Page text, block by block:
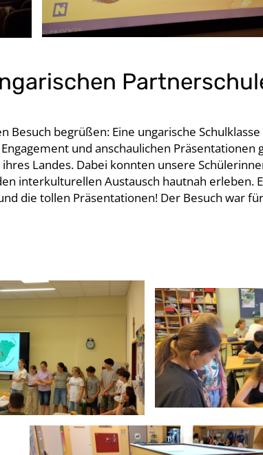
begrüßen: Eine ungarische
und anschaulichen Präsentationen
Landes. Dabei konnten unsere
interkulturellen Austausch hautnah erleben.
die tollen Präsentationen! Der Besuch war